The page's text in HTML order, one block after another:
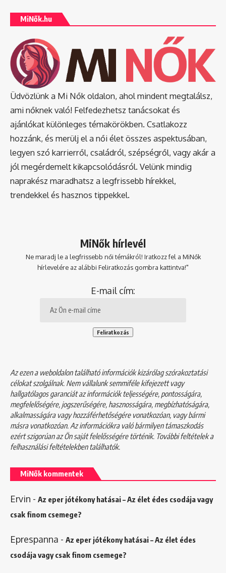
MiNők.hu
Üdvözlünk a Mi Nők oldalon, ahol mindent megtalálsz,
ami nőknek való! Felfedezhetsz tanácsokat és
ajánlókat különleges témakörökben. Csatlakozz
hozzánk, és merülj el a női élet összes aspektusában,
legyen szó karrierről, családról, szépségről, vagy akár a
jól megérdemelt kikapcsolódásról. Velünk mindig
naprakész maradhatsz a legfrissebb hírekkel,
trendekkel és hasznos tippekkel.
MiNők hírlevél
Ne maradj le a legfrissebb női témákról! Iratkozz fel a MiNők
hírlevelére az alábbi Feliratkozás gombra kattintva!"
E-mail cím:
Az ezen a weboldalon található információk kizárólag szórakoztatási
célokat szolgálnak. Nem vállalunk semmiféle kifejezett vagy
hallgatólagos garanciát az információk teljességére, pontosságára,
megfelelőségére, jogszerűségére, hasznosságára, megbízhatóságára,
alkalmasságára vagy hozzáférhetőségére vonatkozóan, vagy bármi
másra vonatkozóan. Az információkra való bármilyen támaszkodás
ezért szigorúan az Ön saját felelősségére történik. További feltételek a
felhasználási feltételekbentalálhatók.
MiNők kommentek
Ervin - Az eper jótékony hatásai – Az élet édes csodája vagy
csak finom csemege?
Eprespanna - Az eper jótékony hatásai – Az élet édes
csodája vagy csak finom csemege?